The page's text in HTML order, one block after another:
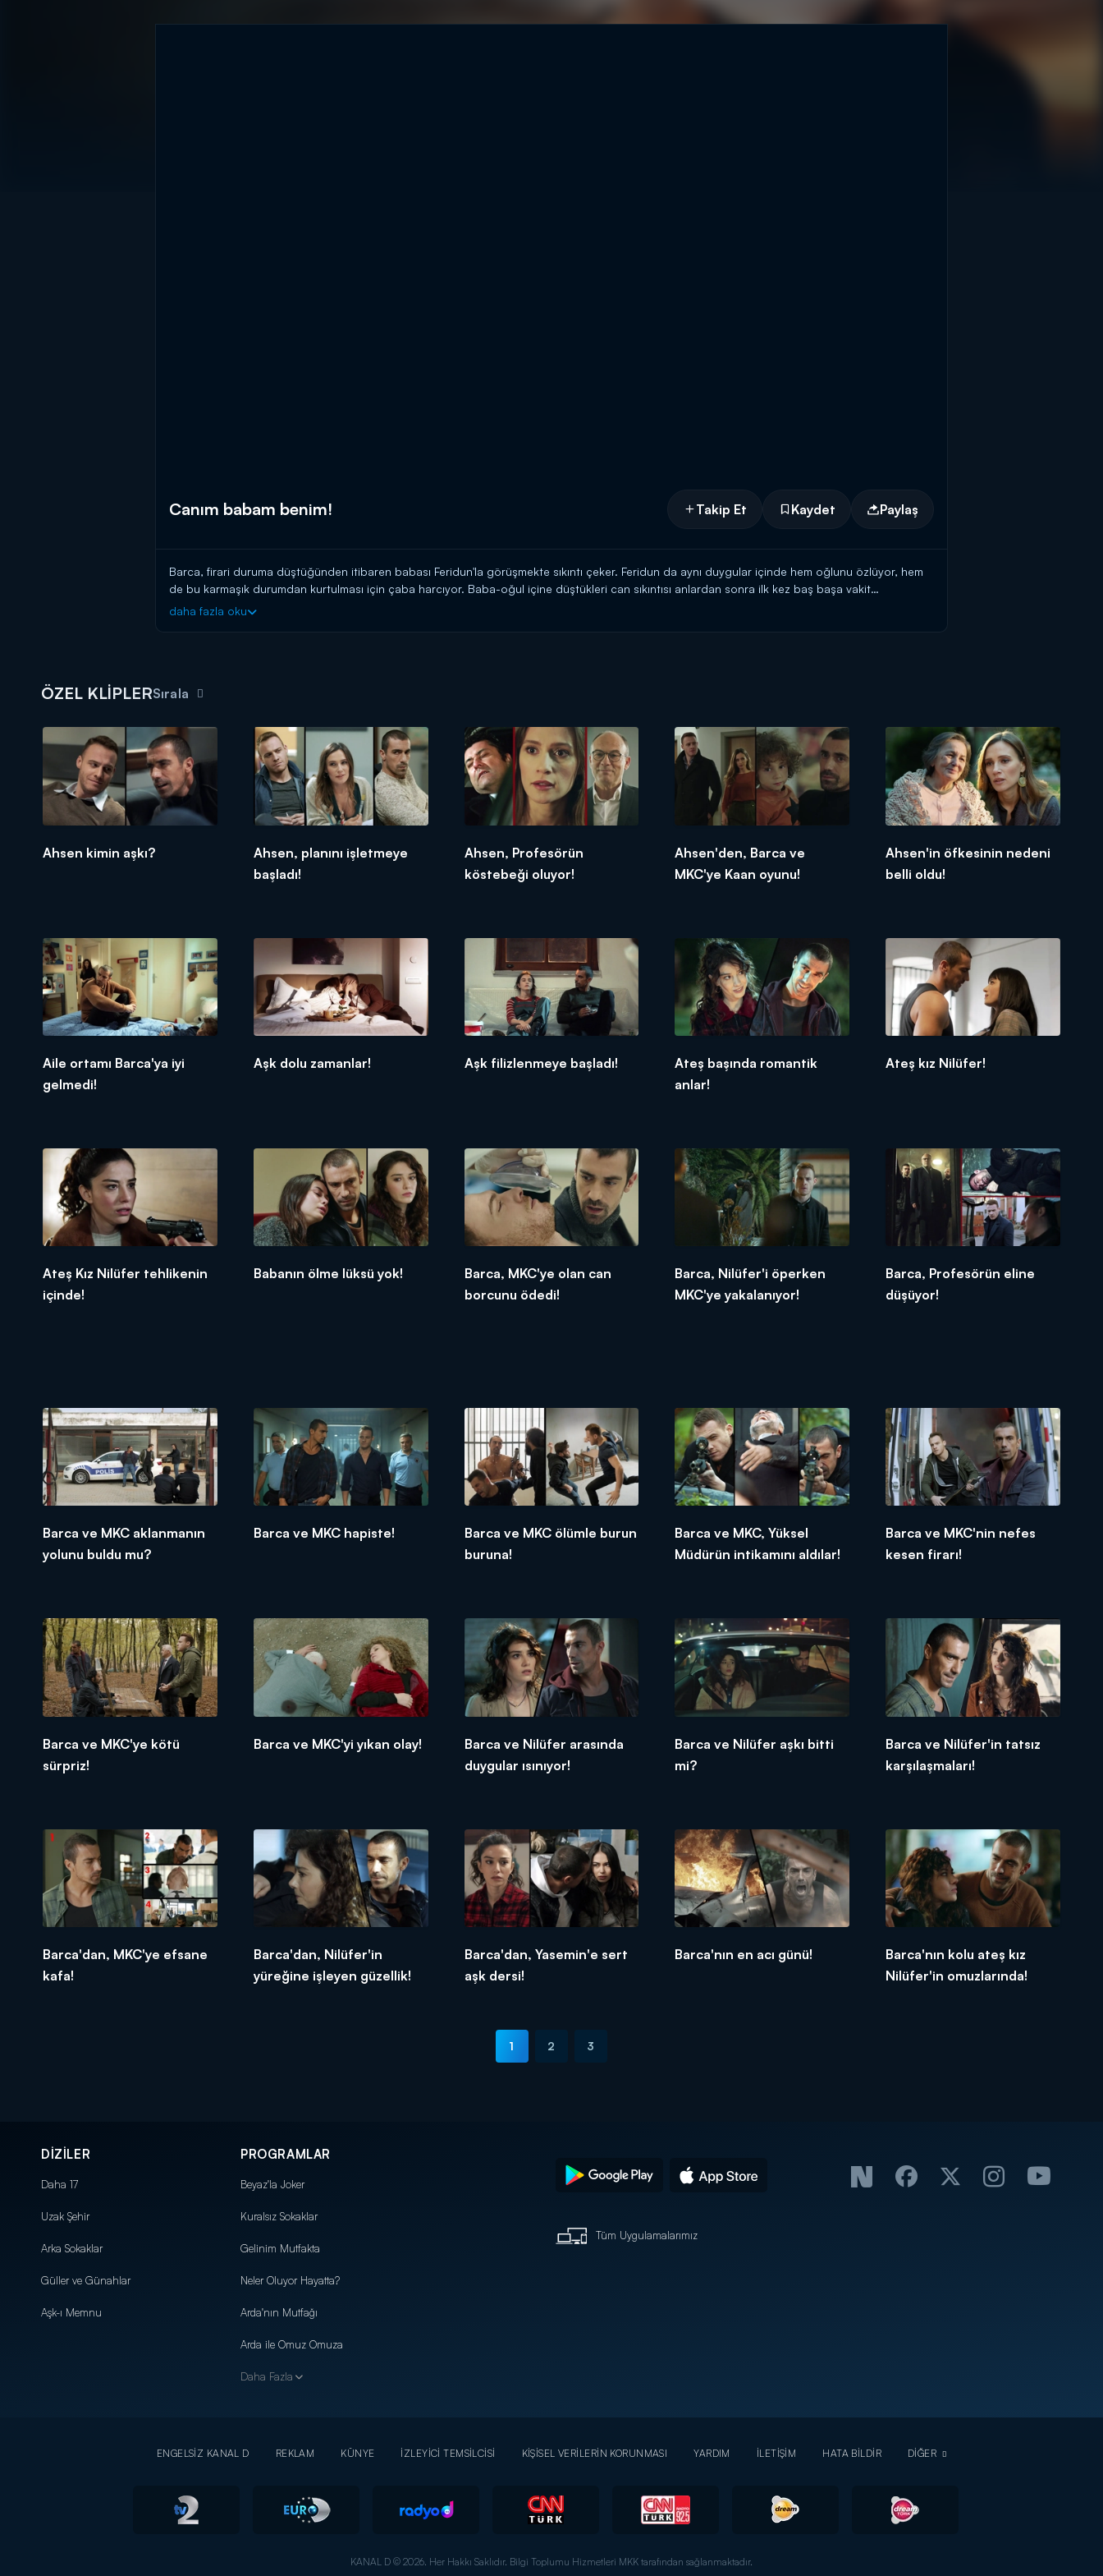
Canım babam benim! Takip Et Kaydet Paylaş
Barca, firari duruma düştüğünden itibaren babası Feridun'la görüşmekte sıkıntı çeker. Feridun da aynı duygular içinde hem oğlunu özlüyor, hem
de bu karmaşık durumdan kurtulması için çaba harcıyor. Baba-oğul içine düştükleri can sıkıntısı anlardan sonra ilk kez baş başa vakit
geçiriyorlar. Bu anların tadının doya doya çıkarıyorlar..
daha fazla oku
ÖZEL KLİPLERSırala
Ahsen kimin aşkı?
Ahsen, planını işletmeye
başladı!
Ahsen, Profesörün
köstebeği oluyor!
Ahsen'den, Barca ve
MKC'ye Kaan oyunu!
Ahsen'in öfkesinin nedeni
belli oldu!
Aile ortamı Barca'ya iyi
gelmedi!
Aşk dolu zamanlar! Aşk filizlenmeye başladı!
Ateş başında romantik
anlar!
Ateş kız Nilüfer!
Ateş Kız Nilüfer tehlikenin
içinde!
Babanın ölme lüksü yok!
Barca, MKC'ye olan can
borcunu ödedi!
Barca, Nilüfer'i öperken
MKC'ye yakalanıyor!
Barca, Profesörün eline
düşüyor!
Barca ve MKC aklanmanın
yolunu buldu mu?
Barca ve MKC hapiste!
Barca ve MKC ölümle burun
buruna!
Barca ve MKC, Yüksel
Müdürün intikamını aldılar!
Barca ve MKC'nin nefes
kesen firarı!
Barca ve MKC'ye kötü
sürpriz!
Barca ve MKC'yi yıkan olay!
Barca ve Nilüfer arasında
duygular ısınıyor!
Barca ve Nilüfer aşkı bitti
mi?
Barca ve Nilüfer'in tatsız
karşılaşmaları!
Barca'dan, MKC'ye efsane
kafa!
Barca'dan, Nilüfer'in
yüreğine işleyen güzellik!
Barca'dan, Yasemin'e sert
aşk dersi!
Barca'nın en acı günü!
Barca'nın kolu ateş kız
Nilüfer'in omuzlarında!
1 2 3
DİZİLER
Daha 17
Uzak Şehir
Arka Sokaklar
Güller ve Günahlar
Aşk-ı Memnu
PROGRAMLAR
Beyaz'la Joker
Kuralsız Sokaklar
Gelinim Mutfakta
Neler Oluyor Hayatta?
Arda'nın Mutfağı
Arda ile Omuz Omuza
Daha Fazla
Tüm Uygulamalarımız
ENGELSİZ KANAL D REKLAM KÜNYE İZLEYİCİ TEMSİLCİSİ KİŞİSEL VERİLERİN KORUNMASI YARDIM İLETİŞİM HATA BİLDİR DİĞER
KANAL D © 2026. Her Hakkı Saklıdır. Bilgi Toplumu Hizmetleri MKK tarafından sağlanmaktadır.